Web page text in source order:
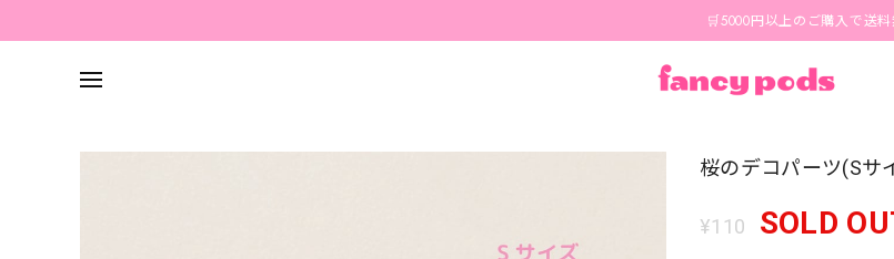
🛒5000円以上のご購入で送料無料🪄
桜のデコパーツ(Sサ
¥110 SOLD